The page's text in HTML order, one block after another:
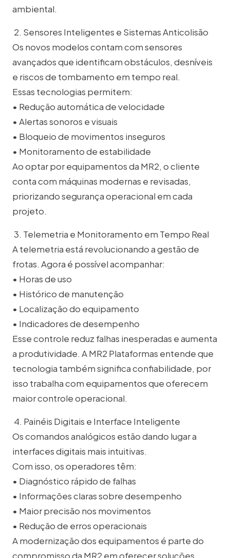
ambiental.
2. Sensores Inteligentes e Sistemas Anticolisão
Os novos modelos contam com sensores
avançados que identificam obstáculos, desníveis
e riscos de tombamento em tempo real.
Essas tecnologias permitem:
• Redução automática de velocidade
• Alertas sonoros e visuais
• Bloqueio de movimentos inseguros
• Monitoramento de estabilidade
Ao optar por equipamentos da MR2, o cliente
conta com máquinas modernas e revisadas,
priorizando segurança operacional em cada
projeto.
3. Telemetria e Monitoramento em Tempo Real
A telemetria está revolucionando a gestão de
frotas. Agora é possível acompanhar:
• Horas de uso
• Histórico de manutenção
• Localização do equipamento
• Indicadores de desempenho
Esse controle reduz falhas inesperadas e aumenta
a produtividade. A MR2 Plataformas entende que
tecnologia também significa confiabilidade, por
isso trabalha com equipamentos que oferecem
maior controle operacional.
4. Painéis Digitais e Interface Inteligente
Os comandos analógicos estão dando lugar a
interfaces digitais mais intuitivas.
Com isso, os operadores têm:
• Diagnóstico rápido de falhas
• Informações claras sobre desempenho
• Maior precisão nos movimentos
• Redução de erros operacionais
A modernização dos equipamentos é parte do
compromisso da MR2 em oferecer soluções